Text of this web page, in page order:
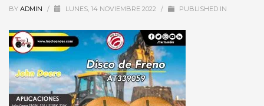
BY ADMIN / LUNES, 14 NOVIEMBRE 2022 / PUBLISHED IN